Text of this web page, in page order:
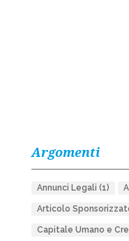
Argomenti
Annunci Legali (1)
Articolo
Capitale Umano e